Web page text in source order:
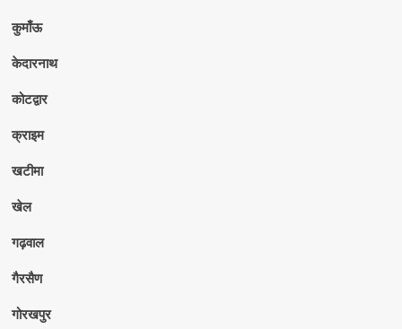
कुमाँऊ
केदारनाथ
कोटद्वार
क्राइम
खटीमा
खेल
गढ़वाल
गैरसैण
गोरखपुर